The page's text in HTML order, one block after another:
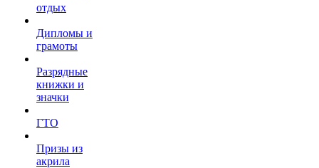
отдых
Дипломы и
грамоты
Разрядные
книжки и
значки
ГТО
Призы из
акрила